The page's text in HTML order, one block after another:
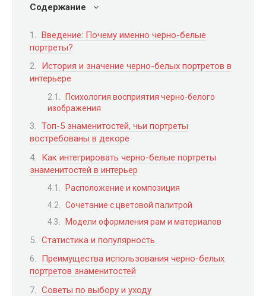
Содержание
Введение: Почему именно черно-белые
портреты?
История и значение черно-белых портретов в
интерьере
Психология восприятия черно-белого
изображения
Топ-5 знаменитостей, чьи портреты
востребованы в декоре
Как интегрировать черно-белые портреты
знаменитостей в интерьер
Расположение и композиция
Сочетание с цветовой палитрой
Модели оформления рам и материалов
Статистика и популярность
Преимущества использования черно-белых
портретов знаменитостей
Советы по выбору и уходу